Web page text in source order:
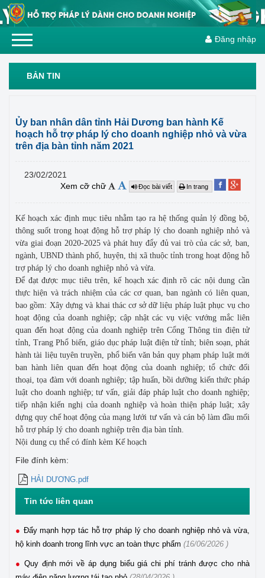
Đăng nhập
BẢN TIN
Ủy ban nhân dân tỉnh Hải Dương ban hành Kế
hoạch hỗ trợ pháp lý cho doanh nghiệp nhỏ và vừa
trên địa bàn tỉnh năm 2021
23/02/2021
Xem cỡ chữ
Đọc bài viết In trang
Kế hoạch xác định mục tiêu nhằm tạo ra hệ thống quản lý đồng bộ,
thông suốt trong hoạt động hỗ trợ pháp lý cho doanh nghiệp nhỏ và
vừa giai đoạn 2020-2025 và phát huy đẩy đủ vai trò của các sở, ban,
ngành, UBND thành phố, huyện, thị xã thuộc tỉnh trong hoạt động hỗ
trợ pháp lý cho doanh nghiệp nhỏ và vừa.
Để đạt được mục tiêu trên, kế hoạch xác định rõ các nội dung cần
thực hiện và trách nhiệm của các cơ quan, ban ngành có liên quan,
bao gồm: Xây dựng và khai thác cơ sở dữ liệu pháp luật phục vụ cho
hoạt động của doanh nghiệp; cập nhật các vụ việc vướng mắc liên
quan đến hoạt động của doanh nghiệp trên Cổng Thông tin điện tử
tỉnh, Trang Phổ biến, giáo dục pháp luật điện tử tỉnh; biên soạn, phát
hành tài liệu tuyên truyền, phổ biến văn bản quy phạm pháp luật mới
ban hành liên quan đến hoạt động của doanh nghiệp; tổ chức đối
thoại, tọa đàm với doanh nghiệp; tập huấn, bồi dưỡng kiến thức pháp
luật cho doanh nghiệp; tư vấn, giải đáp pháp luật cho doanh nghiệp;
tiếp nhận kiến nghị của doanh nghiệp và hoàn thiện pháp luật; xây
dựng quy chế hoạt động của mạng lưới tư vấn và cán bộ làm đầu mối
hỗ trợ pháp lý cho doanh nghiệp trên địa bàn tỉnh.
Nội dung cụ thể có đính kèm Kế hoạch
File đính kèm:
HẢI DƯƠNG.pdf
Tin tức liên quan
Đẩy mạnh hợp tác hỗ trợ pháp lý cho doanh nghiệp nhỏ và vừa,
hộ kinh doanh trong lĩnh vực an toàn thực phẩm (16/06/2026 )
Quy định mới về áp dụng biểu giá chi phí tránh được cho nhà